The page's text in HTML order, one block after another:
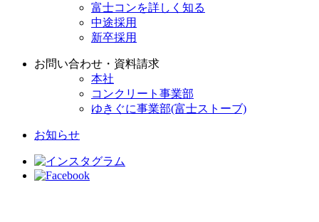
富士コンを詳しく知る
中途採用
新卒採用
お問い合わせ・資料請求
本社
コンクリート事業部
ゆきぐに事業部(富士ストーブ)
お知らせ